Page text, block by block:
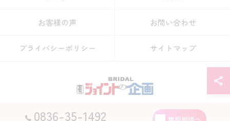
0836-35-1492
お客様の声 お問い合わせ
プライバシーポリシー サイトマップ
© 2026 山口県宇部市の結婚相談所なら有限会社ジョイント企画 ALL RIGHTS